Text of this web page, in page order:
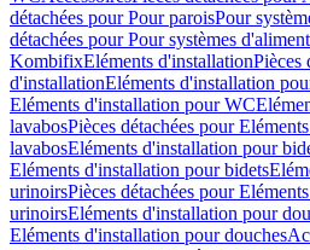
détachées pour Pour paroisPour
détachées pour Pour systèmes
KombifixEléments d'installationPièces
d'installationEléments d'installation
Eléments d'installation pour WC
lavabosPièces détachées pour
lavabosEléments d'installation pour
Eléments d'installation pour bidets
urinoirsPièces détachées pour
urinoirsEléments d'installation pour
Eléments d'installation pour douches